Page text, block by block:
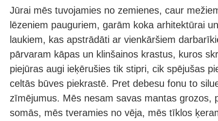
Jūrai mēs tuvojamies no zemienes, caur
lēzeniem pauguriem, garām koka arhitektūrai
laukiem, kas apstrādāti ar vienkāršiem
pārvaram kāpas un klinšainos krastus, kuros
piejūras augi ieķērušies tik stipri, cik spējušas
celtās būves piekrastē. Pret debesu fonu to
zīmējumus. Mēs nesam savas mantas grozos,
somās, mēs tveramies no vēja, mēs tīklos